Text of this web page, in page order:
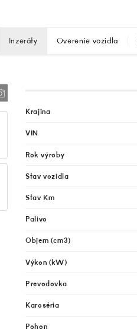
Inzeráty Overenie vozidla
Krajina
VIN
Rok výroby
Stav vozidla
Stav Km
Palivo
Objem (cm3)
Výkon (kW)
Prevodovka
Karoséria
Pohon